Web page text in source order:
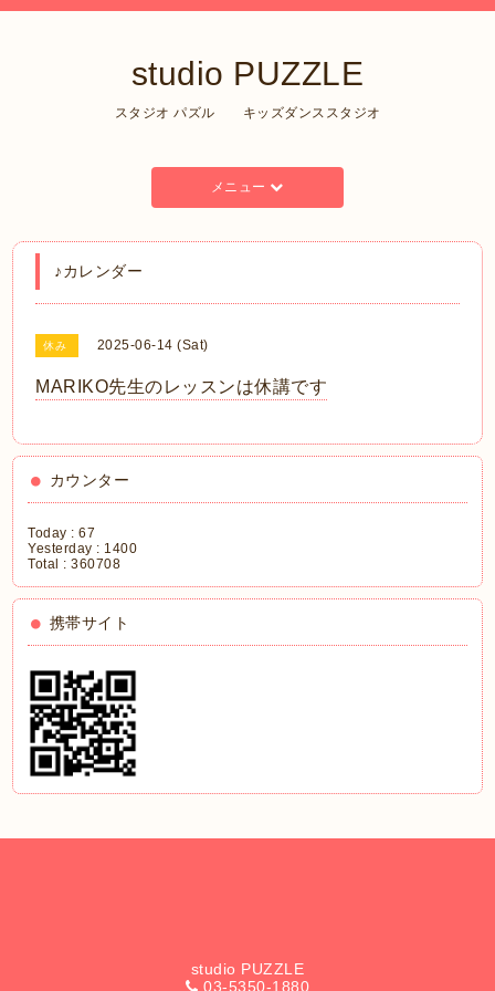
studio PUZZLE
スタジオ パズル キッズダンススタジオ
メニュー
♪カレンダー
休み 2025-06-14 (Sat)
MARIKO先生のレッスンは休講です
カウンター
Today :67
Yesterday : 1400
Total :360708
携帯サイト
studio PUZZLE
03-5350-1880